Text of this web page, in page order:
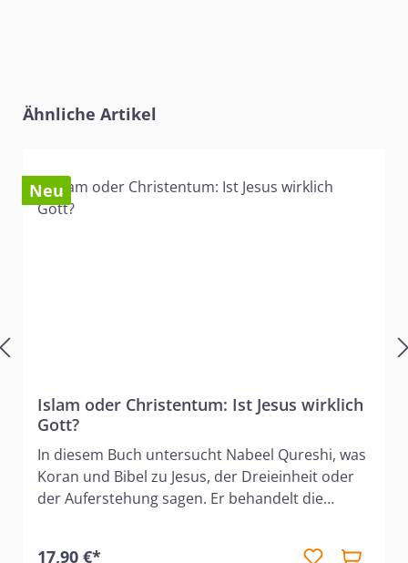
Produktgalerie überspringen
Ähnliche Artikel
Neu
Islam oder Christentum: Ist Jesus wirklich
Gott?
In diesem Buch untersucht Nabeel Qureshi, was
Koran und Bibel zu Jesus, der Dreieinheit oder
der Auferstehung sagen. Er behandelt die
17,90 €*